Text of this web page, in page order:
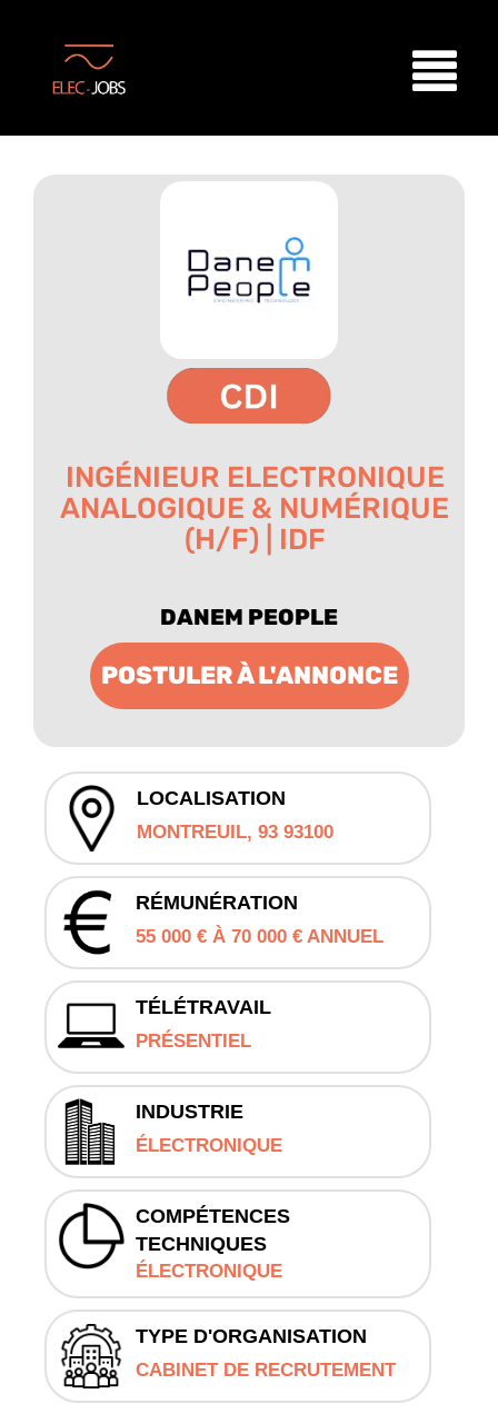
INGÉNIEUR ELECTRONIQUE
ANALOGIQUE & NUMÉRIQUE
(H/F) | IDF
DANEM PEOPLE
POSTULER À L'ANNONCE
LOCALISATION
MONTREUIL, 93 93100
RÉMUNÉRATION
55 000 € À 70 000 € ANNUEL
TÉLÉTRAVAIL
PRÉSENTIEL
INDUSTRIE
ÉLECTRONIQUE
COMPÉTENCES
TECHNIQUES
ÉLECTRONIQUE
TYPE D'ORGANISATION
CABINET DE RECRUTEMENT